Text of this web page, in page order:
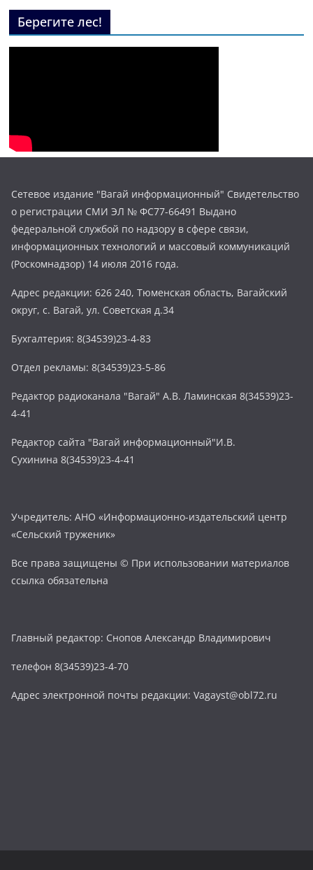
Берегите лес!
Сетевое издание "Вагай информационный" Свидетельство
о регистрации СМИ ЭЛ № ФС77-66491 Выдано
федеральной службой по надзору в сфере связи,
информационных технологий и массовый коммуникаций
(Роскомнадзор) 14 июля 2016 года.
Адрес редакции: 626 240, Тюменская область, Вагайский
округ, с. Вагай, ул. Советская д.34
Бухгалтерия: 8(34539)23-4-83
Отдел рекламы: 8(34539)23-5-86
Редактор радиоканала "Вагай" А.В. Ламинская 8(34539)23-
4-41
Редактор сайта "Вагай информационный"И.В.
Сухинина 8(34539)23-4-41
Учредитель: АНО «Информационно-издательский центр
«Сельский труженик»
Все права защищены © При использовании материалов
ссылка обязательна
Главный редактор: Снопов Александр Владимирович
телефон 8(34539)23-4-70
Адрес электронной почты редакции: Vagayst@obl72.ru